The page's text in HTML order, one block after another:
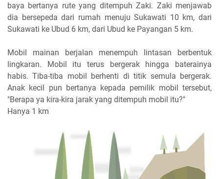
baya bertanya rute yang ditempuh Zaki. Zaki menjawab
dia bersepeda dari rumah menuju Sukawati 10 km, dari
Sukawati ke Ubud 6 km, dari Ubud ke Payangan 5 km.
Mobil mainan berjalan menempuh lintasan berbentuk
lingkaran. Mobil itu terus bergerak hingga baterainya
habis. Tiba-tiba mobil berhenti di titik semula bergerak.
Anak kecil pun bertanya kepada pemilik mobil tersebut,
"Berapa ya kira-kira jarak yang ditempuh mobil itu?"
Hanya 1 km